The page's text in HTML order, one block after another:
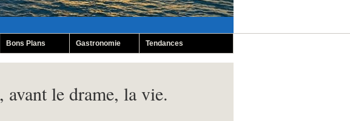
Bons Plans Gastronomie Tendances
le drame, la vie.